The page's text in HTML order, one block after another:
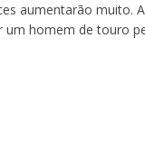
aumentarão muito.
um homem de touro